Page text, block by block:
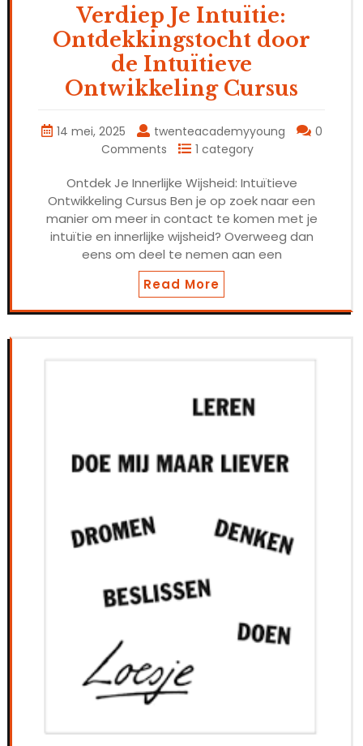
Verdiep Je Intuïtie:
Ontdekkingstocht door
de Intuïtieve
Ontwikkeling Cursus
14 mei, 2025 twenteacademyyoung
0
Comments
1 category
Ontdek Je Innerlijke Wijsheid: Intuïtieve
Ontwikkeling Cursus Ben je op zoek naar een
manier om meer in contact te komen met je
intuïtie en innerlijke wijsheid? Overweeg dan
eens om deel te nemen aan een
Read More